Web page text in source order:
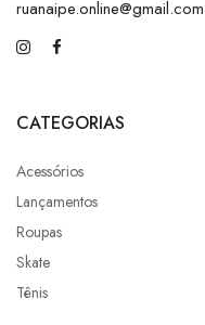
ruanaipe.online@gmail.com
CATEGORIAS
Acessórios
Lançamentos
Roupas
Skate
Tênis